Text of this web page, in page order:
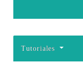
Tutoriales